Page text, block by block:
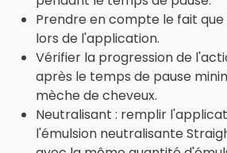
Prendre en compte le fait
lors de l'application.
Vérifier la progression de
après le temps de pause
mèche de cheveux.
Neutralisant : remplir
l'émulsion neutralisante